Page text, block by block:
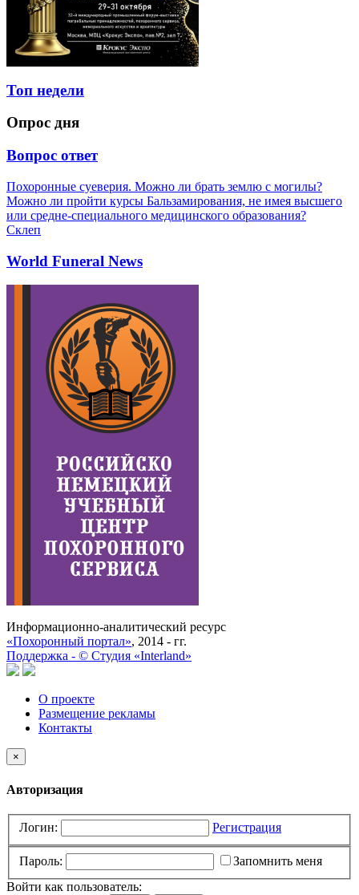
Топ недели
Опрос дня
Вопрос ответ
Похоронные суеверия. Можно ли брать землю с могилы?
Можно ли пройти курсы Бальзамирования, не имея высшего
или средне-специального медицинского образования?
Склеп
World Funeral News
Информационно-аналитический ресурс
«Похоронный портал», 2014 - гг.
Поддержка - © Cтудия «Interland»
О проекте
Размещение рекламы
Контакты
×
Авторизация
Логин: Регистрация
Пароль:
Запомнить меня
Войти как пользователь: